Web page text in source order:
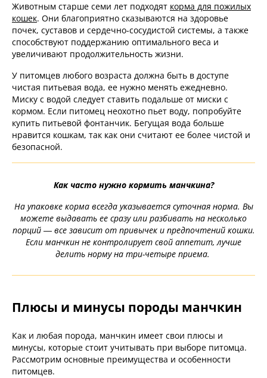
Животным старше семи лет подходят корма для пожилых
кошек. Они благоприятно сказываются на здоровье
почек, суставов и сердечно-сосудистой системы, а также
способствуют поддержанию оптимального веса и
увеличивают продолжительность жизни.
У питомцев любого возраста должна быть в доступе
чистая питьевая вода, ее нужно менять ежедневно.
Миску с водой следует ставить подальше от миски с
кормом. Если питомец неохотно пьет воду, попробуйте
купить питьевой фонтанчик. Бегущая вода больше
нравится кошкам, так как они считают ее более чистой и
безопасной.
Как часто нужно кормить манчкина?
На упаковке корма всегда указывается суточная норма. Вы
можете выдавать ее сразу или разбивать на несколько
порций — все зависит от привычек и предпочтений кошки.
Если манчкин не контролирует свой аппетит, лучше
делить норму на три-четыре приема.
Плюсы и минусы породы манчкин
Как и любая порода, манчкин имеет свои плюсы и
минусы, которые стоит учитывать при выборе питомца.
Рассмотрим основные преимущества и особенности
питомцев.